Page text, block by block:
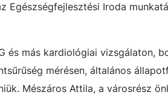
Egészségfejlesztési Iroda
és más kardiológiai vizsgálaton,
mérésen, általános
Mészáros Attila, a városrész